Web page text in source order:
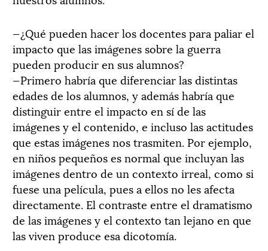
—¿Qué pueden hacer los docentes para paliar el
impacto que las imágenes sobre la guerra
pueden producir en sus alumnos?
—Primero habría que diferenciar las distintas
edades de los alumnos, y además habría que
distinguir entre el impacto en sí de las
imágenes y el contenido, e incluso las actitudes
que estas imágenes nos trasmiten. Por ejemplo,
en niños pequeños es normal que incluyan las
imágenes dentro de un contexto irreal, como si
fuese una película, pues a ellos no les afecta
directamente. El contraste entre el dramatismo
de las imágenes y el contexto tan lejano en que
las viven produce esa dicotomía.